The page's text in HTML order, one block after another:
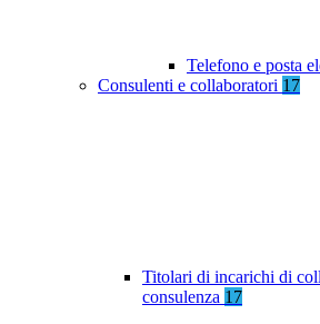
Telefono e posta
Consulenti e collaboratori 17
Titolari di incarichi di
consulenza 17